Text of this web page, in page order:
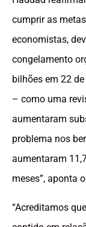
cumprir as
economistas,
congelamento
bilhões em 22
– como uma
aumentaram
problema nos
aumentaram
meses”, aponta
“Acreditamos